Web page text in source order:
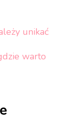
unikać
warto